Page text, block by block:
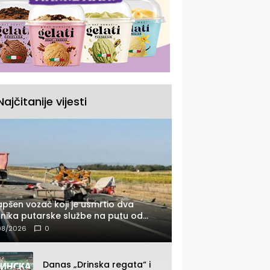
vijesti
vozač koji je usmrtio dva
putarske službe na putu od
prema Šapcu (FOTO)
2026 0
Danas „Drinska regata“ i